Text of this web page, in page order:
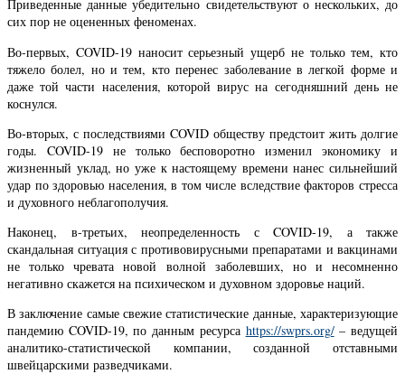
Приведенные данные убедительно свидетельствуют о нескольких, до
сих пор не оцененных феноменах.
Во-первых, COVID-19 наносит серьезный ущерб не только тем, кто
тяжело болел, но и тем, кто перенес заболевание в легкой форме и
даже той части населения, которой вирус на сегодняшний день не
коснулся.
Во-вторых, с последствиями COVID обществу предстоит жить долгие
годы. COVID-19 не только бесповоротно изменил экономику и
жизненный уклад, но уже к настоящему времени нанес сильнейший
удар по здоровью населения, в том числе вследствие факторов стресса
и духовного неблагополучия.
Наконец, в-третьих, неопределенность с COVID-19, а также
скандальная ситуация с противовирусными препаратами и вакцинами
не только чревата новой волной заболевших, но и несомненно
негативно скажется на психическом и духовном здоровье наций.
В заключение самые свежие статистические данные, характеризующие
пандемию COVID-19, по данным ресурса https://swprs.org/– ведущей
аналитико-статистической компании, созданной отставными
швейцарскими разведчиками.